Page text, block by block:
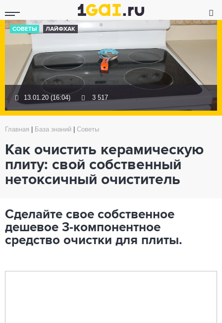
СОВЕТЫ ЛАЙФХАК
13.01.20 (16:04) 3 517
Главная База знаний Советы
Как очистить керамическую
плиту: свой собственный
нетоксичный очиститель
Сделайте свое собственное
дешевое 3-компонентное
средство очистки для плиты.